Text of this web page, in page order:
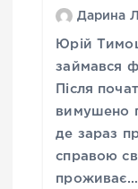
Дарина
Юрій
займався
Після
вимушено
де зараз
справою
проживає…